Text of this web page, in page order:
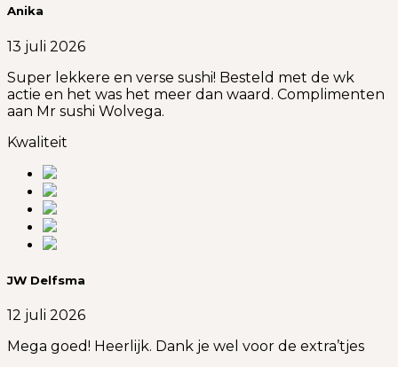
Anika
13 juli 2026
Super lekkere en verse sushi! Besteld met de wk
actie en het was het meer dan waard. Complimenten
aan Mr sushi Wolvega.
Kwaliteit
JW Delfsma
12 juli 2026
Mega goed! Heerlijk. Dank je wel voor de extra’tjes